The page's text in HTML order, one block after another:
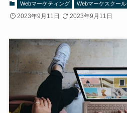
Webマーケティング Webマーケスクール
2023年9月11日 2023年9月11日